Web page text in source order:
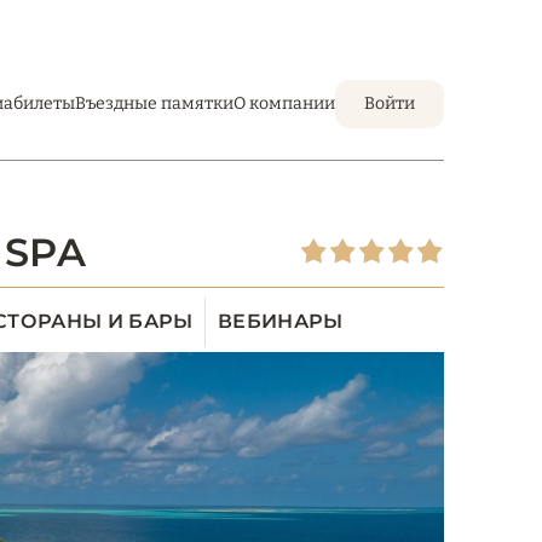
Въездные памяткиО компании Войти
И БАРЫ ВЕБИНАРЫ